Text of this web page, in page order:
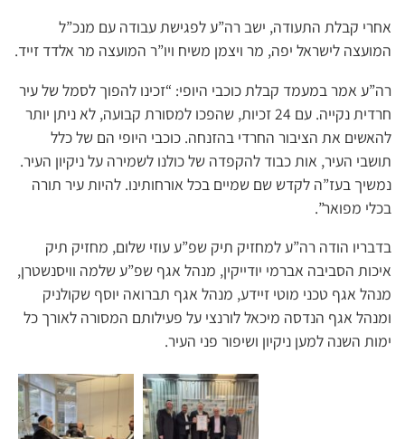
אחרי קבלת התעודה, ישב רה”ע לפגישת עבודה עם מנכ”ל
המועצה לישראל יפה, מר ויצמן משיח ויו”ר המועצה מר אלדד זייד.
רה”ע אמר במעמד קבלת כוכבי היופי: “זכינו להפוך לסמל של עיר
חרדית נקייה. עם 24 זכיות, שהפכו למסורת קבועה, לא ניתן יותר
להאשים את הציבור החרדי בהזנחה. כוכבי היופי הם של כלל
תושבי העיר, אות כבוד להקפדה של כולנו לשמירה על ניקיון העיר.
נמשיך בעז”ה לקדש שם שמיים בכל אורחותינו. להיות עיר תורה
בכלי מפואר”.
בדבריו הודה רה”ע למחזיק תיק שפ”ע עוזי שלום, מחזיק תיק
איכות הסביבה אברמי יודייקין, מנהל אגף שפ”ע שלמה וויסנשטרן,
מנהל אגף טכני מוטי זיידע, מנהל אגף תברואה יוסף שקולניק
ומנהל אגף הנדסה מיכאל לורנצי על פעילותם המסורה לאורך כל
ימות השנה למען ניקיון ושיפור פני העיר.